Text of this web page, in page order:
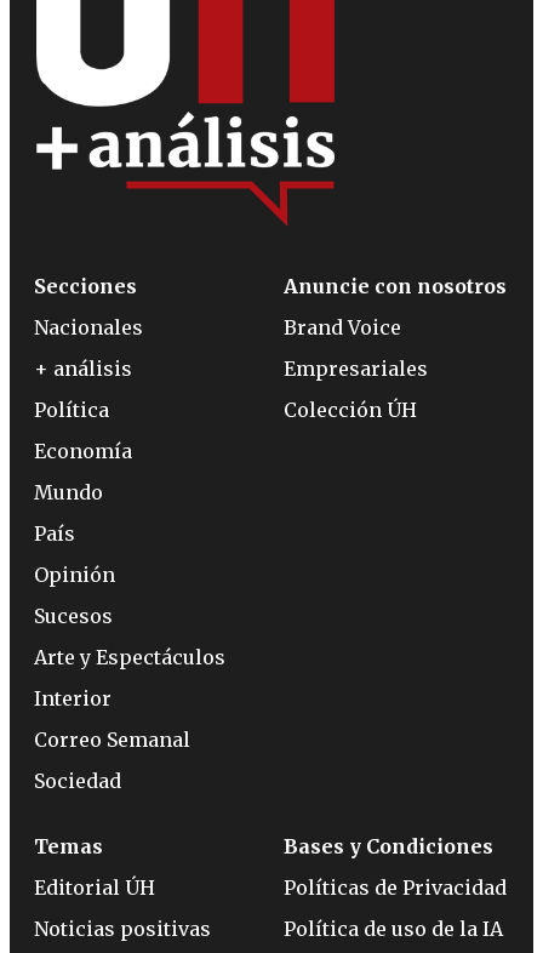
Secciones
Nacionales
+ análisis
Política
Economía
Mundo
País
Opinión
Sucesos
Arte y Espectáculos
Interior
Correo Semanal
Sociedad
Anuncie con nosotros
Brand Voice
Empresariales
Colección ÚH
Temas
Editorial ÚH
Noticias positivas
Bases y Condiciones
Políticas de Privacidad
Política de uso de la IA